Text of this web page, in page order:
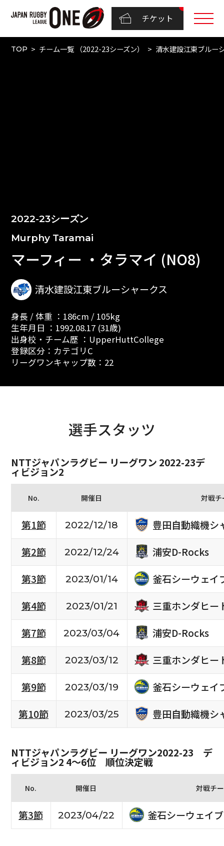
チケット
TOP チーム一覧 （2022-23シーズン） 清水建設江東ブルー
2022-23シーズン
Murphy Taramai
マーフィー ・タラマイ (NO8)
清水建設江東ブルーシャークス
身長 / 体重 ：186cm / 105kg
生年月日 ：1992.08.17 (31歳)
出身校・チーム歴 ：UpperHuttCollege
登録区分：カテゴリC
リーグワンキャップ数：22
選手スタッツ
NTTジャパンラグビー リーグワン 2022-23デ
ィビジョン2
No. 開催日 対戦チ
第1節 2022/12/18
豊田自動織機シ
第2節
2022/12/24
浦安D-Rocks
第3節
2023/01/14
釜石シーウェイ
第4節
2023/01/21
三重ホンダヒー
第7節
2023/03/04
浦安D-Rocks
第8節
2023/03/12
三重ホンダヒー
第9節
2023/03/19
釜石シーウェイ
第10節
2023/03/25 豊田自動織機シ
NTTジャパンラグビー リーグワン2022-23 デ
ィビジョン2 4〜6位 順位決定戦
No. 開催日 対戦チ
第3節 2023/04/22 釜石シーウェイ